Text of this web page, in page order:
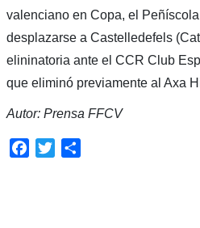
valenciano en Copa, el
desplazarse a Castelledefels
elininatoria ante el CCR Club
que eliminó previamente al Axa
Autor: Prensa FFCV
Facebook
Twitter